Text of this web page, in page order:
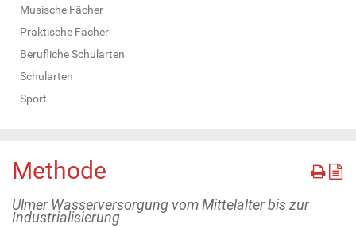
Musische Fächer
Praktische Fächer
Berufliche Schularten
Schularten
Sport
Methode
Ulmer Wasserversorgung vom Mittelalter bis zur
Industrialisierung